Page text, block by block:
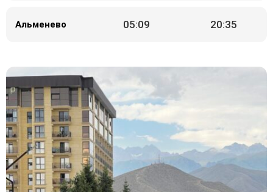
Альменево 05:09 20:35